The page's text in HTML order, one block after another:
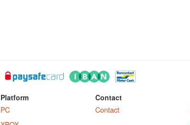
Platform
PC
Contact
Contact